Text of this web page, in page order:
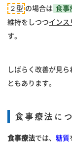
２型 の場合は 食事
維持をしつつインス
す。
しばらく改善が見ら
ともあります。
食事療法に
食事療法では、 糖質